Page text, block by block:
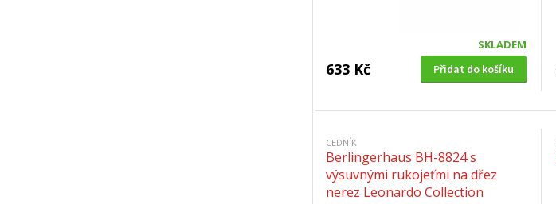
SKLADEM
633 Kč Přidat do košíku
CEDNÍK
Berlingerhaus BH-8824 s
výsuvnými rukojeťmi na dřez
nerez Leonardo Collection